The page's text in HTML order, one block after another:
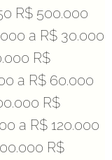
R$ 500.000
a R$ 30.000
R$
a R$ 60.000
R$
a R$ 120.000
R$